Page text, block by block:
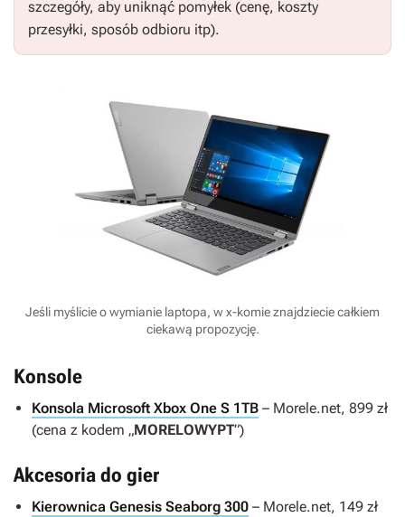
szczegóły, aby uniknąć pomyłek (cenę, koszty
przesyłki, sposób odbioru itp).
Jeśli myślicie o wymianie laptopa, w x-komie znajdziecie całkiem
ciekawą propozycję.
Konsole
Konsola Microsoft Xbox One S 1TB – Morele.net, 899 zł
(cena z kodem „MORELOWYPT”)
Akcesoria do gier
Kierownica Genesis Seaborg 300 – Morele.net, 149 zł